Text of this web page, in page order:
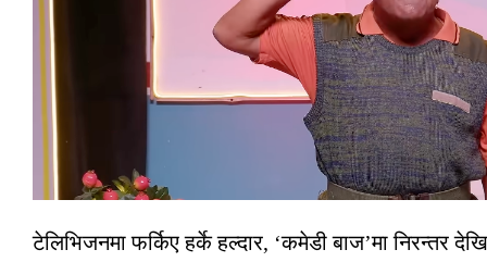
टेलिभिजनमा फर्किए हर्के हल्दार, ‘कमेडी बाज’मा निरन्तर